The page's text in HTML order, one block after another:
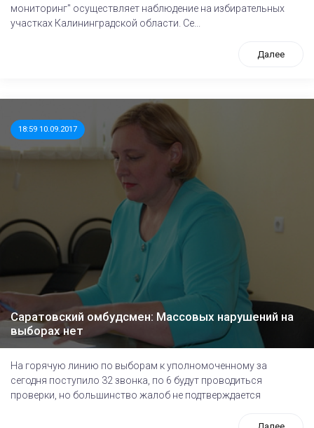
мониторинг" осуществляет наблюдение на избирательных
участках Калининградской области. Се...
Далее
18:59 10.09.2017
Саратовский омбудсмен: Массовых нарушений на
выборах нет
На горячую линию по выборам к уполномоченному за
сегодня поступило 32 звонка, по 6 будут проводиться
проверки, но большинство жалоб не подтверждается